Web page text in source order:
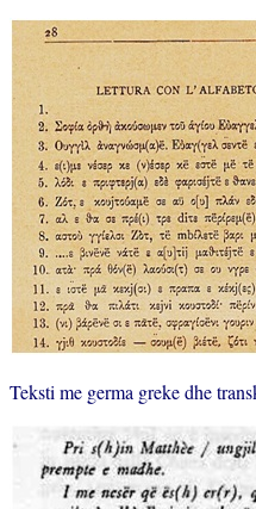
Teksti me germa greke dhe